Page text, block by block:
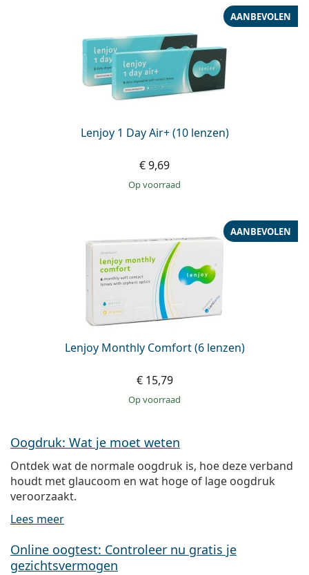
Lenjoy 1 Day Air+ (10 lenzen)
AANBEVOLEN
€ 9,69
op voorraad
Lenjoy Monthly Comfort (6 lenzen)
AANBEVOLEN
€ 15,79
op voorraad
Oogdruk: Wat je moet weten
Ontdek wat de normale oogdruk is, hoe deze verband
houdt met glaucoom en wat hoge of lage oogdruk
veroorzaakt.
Lees meer
Online oogtest: Controleer nu gratis je
gezichtsvermogen